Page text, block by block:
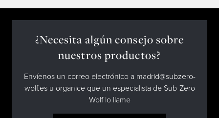
¿Necesita algún consejo sobre
nuestros productos?
Envíenos un correo electrónico a madrid@subzero-
wolf.es u organice que un especialista de Sub-Zero
Wolf lo llame